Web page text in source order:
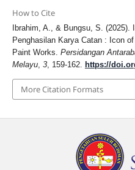
How to Cite
Ibrahim, A., & Bungsu, S. (2025).
Penghasilan Karya Catan : Icon
Paint Works. Persidangan
Melayu, 3, 159-162. https://
More Citation Formats